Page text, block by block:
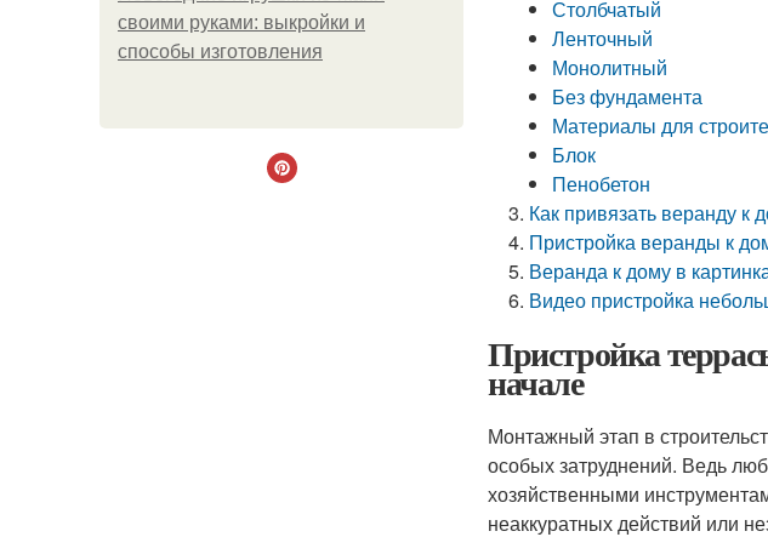
своими руками: выкройки и
способы изготовления
Столбчатый
Ленточный
Монолитный
Без фундамента
Материалы для
Блок
Пенобетон
Как привязать веранду к
Пристройка веранды к
Веранда к дому в
Видео пристройка
Пристройка
начале
Монтажный этап в
особых затруднений. Ведь
хозяйственными
неаккуратных действий или